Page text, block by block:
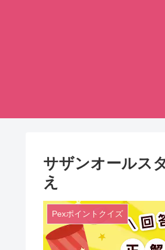
サザンオールス
え
Pexポイントクイズ